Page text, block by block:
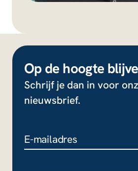
Op de hoogte
Schrijf je dan in voor
nieuwsbrief.